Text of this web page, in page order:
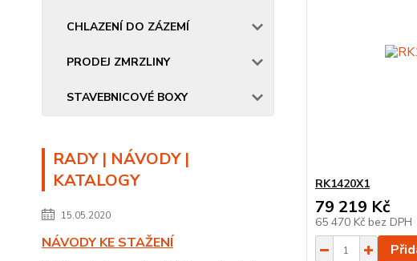
CHLAZENÍ DO ZÁZEMÍ
PRODEJ ZMRZLINY
STAVEBNICOVÉ BOXY
RADY | NÁVODY |
KATALOGY
15.05.2020
NÁVODY KE STAŽENÍ
RK1420X1
79 219 Kč
65 470 Kč bez DPH